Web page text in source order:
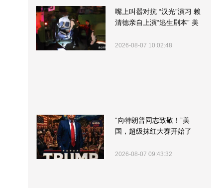
嘴上叫嚣对抗 “汉光”演习 赖
清德亲自上演“逃生剧本” 美
2026-08-07 10:02:48
“向特朗普同志致敬！”美
国，超级抹红大赛开始了
2026-08-07 09:43:32